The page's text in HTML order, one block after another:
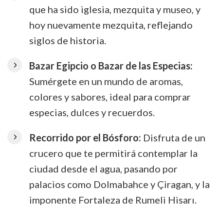
que ha sido iglesia, mezquita y museo, y
hoy nuevamente mezquita, reflejando
siglos de historia.
Bazar Egipcio o Bazar de las Especias:
Sumérgete en un mundo de aromas,
colores y sabores, ideal para comprar
especias, dulces y recuerdos.
Recorrido por el Bósforo: Disfruta de un
crucero que te permitirá contemplar la
ciudad desde el agua, pasando por
palacios como Dolmabahce y Çiragan, y la
imponente Fortaleza de Rumeli Hisarı.